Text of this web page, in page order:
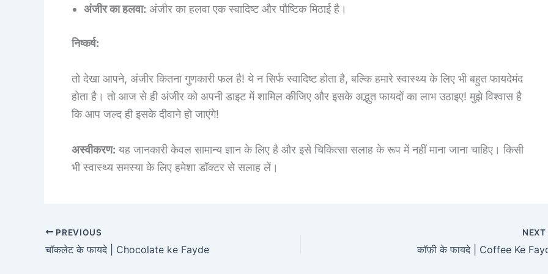
अंजीर का हलवा: अंजीर का हलवा एक स्वादिष्ट और पौष्टिक मिठाई है।
निष्कर्ष:
तो देखा आपने, अंजीर कितना गुणकारी फल है! ये न सिर्फ स्वादिष्ट होता है, बल्कि हमारे स्वास्थ्य के लिए भी बहुत फायदेमंद
होता है। तो आज से ही अंजीर को अपनी डाइट में शामिल कीजिए और इसके अद्भुत फायदों का लाभ उठाइए! मुझे विश्वास है
कि आप जल्द ही इसके दीवाने हो जाएंगे!
अस्वीकरण: यह जानकारी केवल सामान्य ज्ञान के लिए है और इसे चिकित्सा सलाह के रूप में नहीं माना जाना चाहिए। किसी
भी स्वास्थ्य समस्या के लिए हमेशा डॉक्टर से सलाह लें।
PREVIOUS
चॉकलेट के फायदे | Chocolate ke Fayde
NEXT
कॉफ़ी के फायदे | Coffee Ke